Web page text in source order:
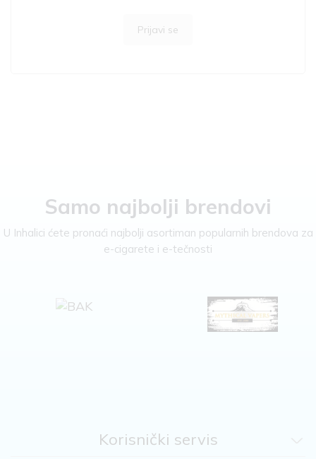
Prijavi se
Samo najbolji brendovi
U Inhalici ćete pronaći najbolji asortiman popularnih brendova za
e-cigarete i e-tečnosti
Korisnički servis